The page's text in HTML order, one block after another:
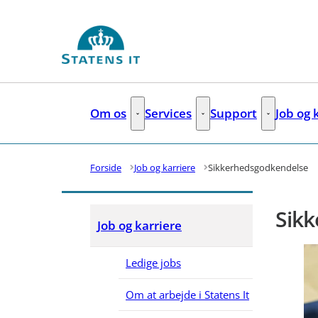
Om os Om os - Flere links
Services Services - Flere links
Support Support -
Job og
Forside Job og karriere Sikkerhedsgodkendelse
Job og karriere
Ledige jobs
Om at arbejde i Statens It